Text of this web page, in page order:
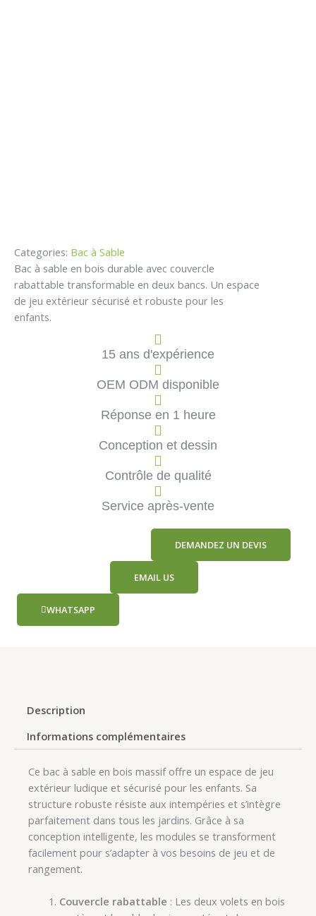
Categories: Bac à Sable
Bac à sable en bois durable avec couvercle
rabattable transformable en deux bancs. Un espace
de jeu extérieur sécurisé et robuste pour les
enfants.
15 ans d'expérience
OEM ODM disponible
Réponse en 1 heure
Conception et dessin
Contrôle de qualité
Service après-vente
DEMANDEZ UN DEVIS
EMAIL US
WHATSAPP
Description
Informations complémentaires
Ce bac à sable en bois massif offre un espace de jeu
extérieur ludique et sécurisé pour les enfants. Sa
structure robuste résiste aux intempéries et s’intègre
parfaitement dans tous les jardins. Grâce à sa
conception intelligente, les modules se transforment
facilement pour s’adapter à vos besoins de jeu et de
rangement.
Couvercle rabattable : Les deux volets en bois